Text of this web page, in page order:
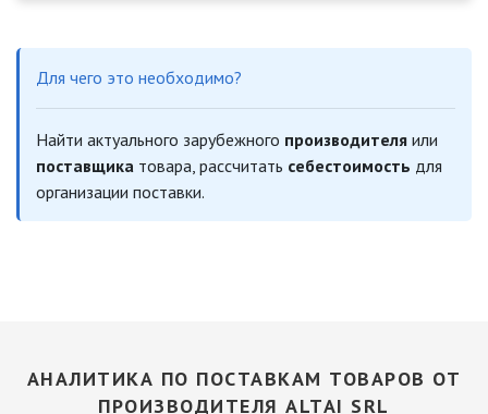
Для чего это необходимо?
Найти актуального зарубежного производителя или
поставщика товара, рассчитать себестоимость для
организации поставки.
АНАЛИТИКА ПО ПОСТАВКАМ ТОВАРОВ ОТ
ПРОИЗВОДИТЕЛЯ ALTAI SRL